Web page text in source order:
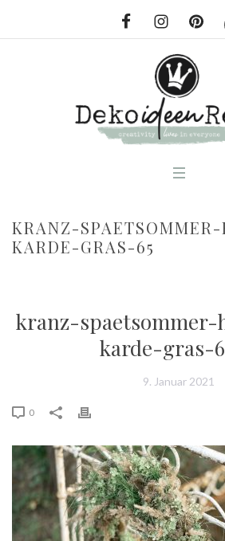
KRANZ-
KARDE-GRAS-65
kranz-
karde-gras-
9. Januar 2021
0